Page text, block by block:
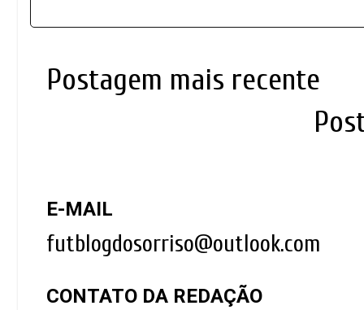
Postagem mais recente
E-MAIL
futblogdosorriso@outlook.com
CONTATO DA REDAÇÃO